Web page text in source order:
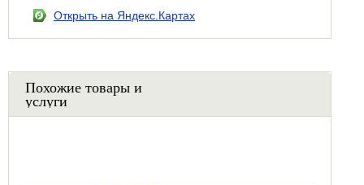
Открыть на Яндекс.Картах
Похожие товары и
услуги